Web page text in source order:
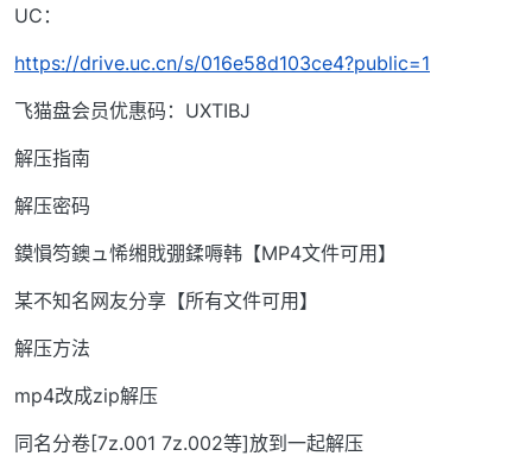
UC：
https://drive.uc.cn/s/016e58d103ce4?public=1
飞猫盘会员优惠码：UXTIBJ
解压指南
解压密码
鏌愪笉鐭ュ悕缃戝弸鍒嗕韩【MP4文件可用】
某不知名网友分享【所有文件可用】
解压方法
mp4改成zip解压
同名分卷[7z.001 7z.002等]放到一起解压